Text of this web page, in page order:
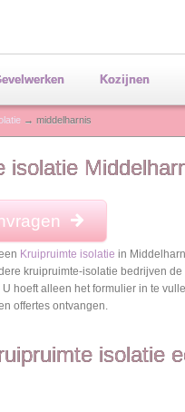
Kozijnen
→ middelharnis
isolatie
Kruipruimte isolatie in
kruipruimte-isolatie bedrijven
hoeft alleen het formulier in te
offertes ontvangen.
isolatie